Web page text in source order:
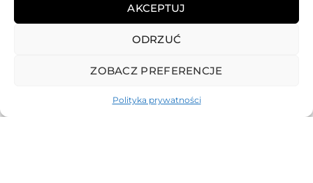
AKCEPTUJ
ODRZUĆ
ZOBACZ PREFERENCJE
Polityka prywatności
Oceniono